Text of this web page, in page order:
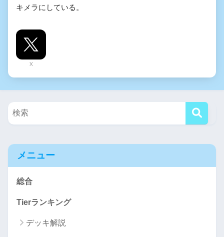
キメラにしている。
X
メニュー
総合
Tierランキング
デッキ解説